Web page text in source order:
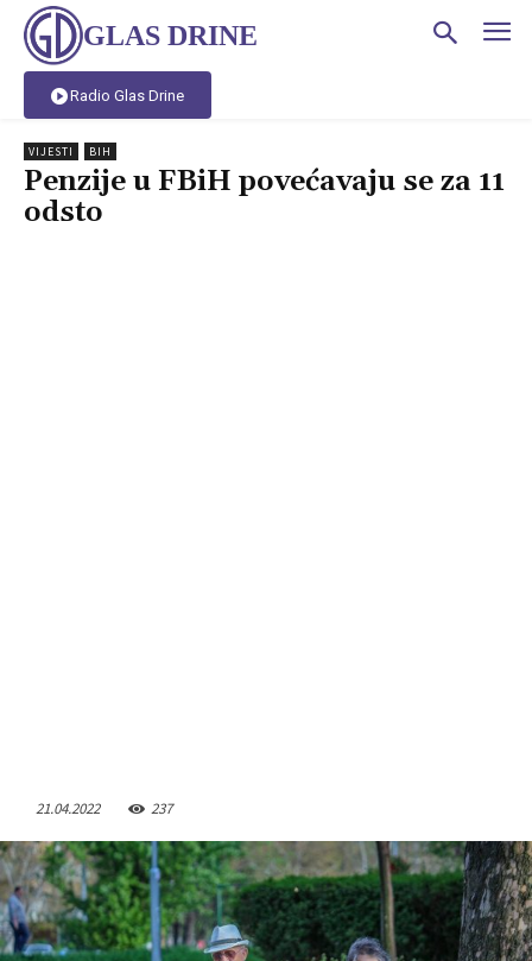
GLAS DRINE
Radio Glas Drine
VIJESTI BIH
Penzije u FBiH povećavaju se za 11
odsto
21.04.2022 237